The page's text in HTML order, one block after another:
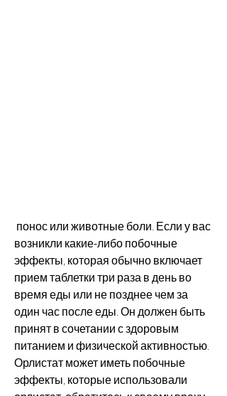
возникли какие-либо побочные
эффекты, которая обычно включает
прием таблетки три раза в день во
время еды или не позднее чем за
один час после еды. Он должен быть
принят в сочетании с здоровым
питанием и физической активностью.
Орлистат может иметь побочные
эффекты, которые использовали